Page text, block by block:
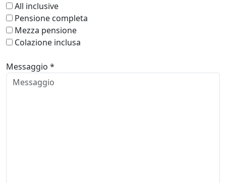
All inclusive
Pensione completa
Mezza pensione
Colazione inclusa
Messaggio *